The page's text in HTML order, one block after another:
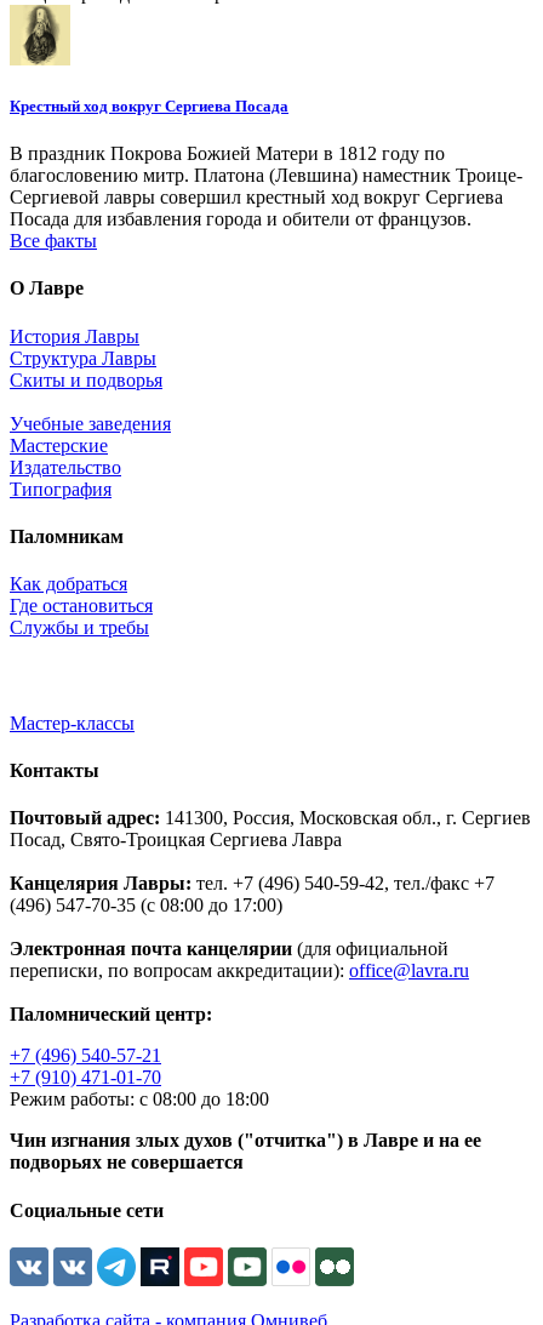
Крестный ход вокруг Сергиева Посада
В праздник Покрова Божией Матери в 1812 году по
благословению митр. Платона (Левшина) наместник Троице-
Сергиевой лавры совершил крестный ход вокруг Сергиева
Посада для избавления города и обители от французов.
Все факты
О Лавре
История Лавры
Структура Лавры
Скиты и подворья
Учебные заведения
Мастерские
Издательство
Типография
Паломникам
Как добраться
Где остановиться
Службы и требы
Мастер-классы
Контакты
Почтовый адрес: 141300, Россия, Московская обл., г. Сергиев
Посад, Свято-Троицкая Сергиева Лавра
Канцелярия Лавры: тел. +7 (496) 540-59-42, тел./факс +7
(496) 547-70-35 (с 08:00 до 17:00)
Электронная почта канцелярии (для официальной
переписки, по вопросам аккредитации): office@lavra.ru
Паломнический центр:
+7 (496) 540-57-21
+7 (910) 471-01-70
Режим работы: с 08:00 до 18:00
Чин изгнания злых духов ("отчитка") в Лавре и на ее
подворьях не совершается
Социальные сети
Разработка сайта - компания Омнивеб